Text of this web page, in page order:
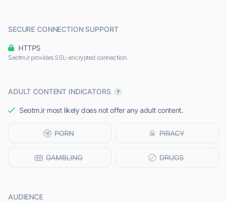
SECURE CONNECTION SUPPORT
HTTPS
Seotm.ir provides SSL-encrypted connection.
ADULT CONTENT INDICATORS
Seotm.ir most likely does not offer any adult content.
AUDIENCE